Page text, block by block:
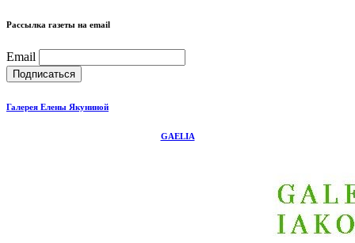
Рассылка газеты на email
Email
Галерея Елены Якуниной
GAELIA